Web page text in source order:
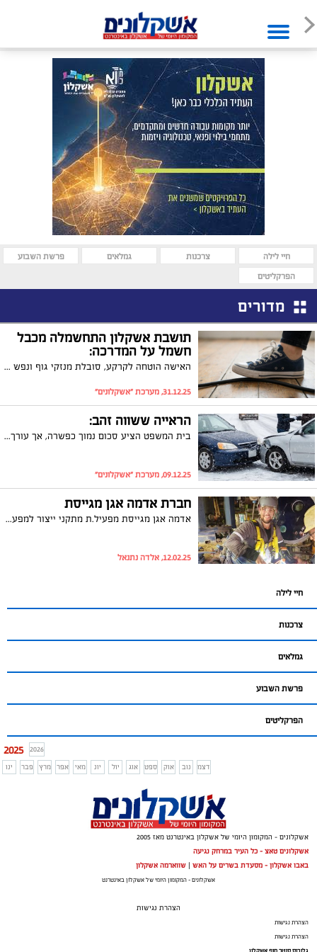
חיי לילה צרכנות גמלאים
פרשת השבוע
הפרקליטים
מדורים
תושבת אשקלון התחשמלה מכבל
חשמל על המדרכה:
האישה הוטחה לקרקע, סובלת מנזקי גוף ונפש ונקבעה לה נכות לצמיתות; תביעה הוגשה נגד העירייה וחברת החשמל, בית המשפט מינה מומחים רפואיים. את האישה מייצג עו"ד איל כהן
31.12.25, מערכת "אשקלונים"
הראייה ששווה זהב:
בית המשפט הציע סכום נמוך כפשרה, אך עורך הדין איל כהן שלף ראייה מרשיעה, והסכום שקיבל הפצוע מהתאונה השתנה לחלוטין.
09.12.25, מערכת "אשקלונים"
חברת אדמה אגן מגייסת
אדמה אגן מגייסת מפעיל.ת מתקני ייצור למפעל ותיק באשדוד עם תנאים מעולים!
12.02.25, אלדה נתנאל
חיי לילה
צרכנות
גמלאים
פרשת השבוע
הפרקליטים
2025
2026
ינו
פבר מרץ אפר מאי יונ יול אוג ספט אוק נוב דצמ
אשקלונים - המקומון היומי של אשקלון באינטרנט מאז 2005
אשקלונים טאצ - כל העיר במרחק נגיעה
באבו אשקלון - מסעדת בשרים על האש | שווארמה אשקלון
אשקלונים - המקומון היומי של אשקלון באינטרנט
הצהרת נגישות
הצהרת נגישות
הצהרת נגישות
גלובוס סנטר חוף אשקלון